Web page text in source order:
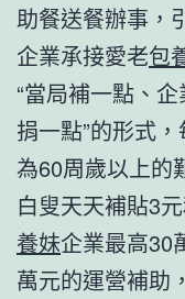
助餐送餐辦事，
企業承接愛老包
“當局補一點、
捐一點”的形式
為60周歲以上的
白叟天天補貼3
養妹企業最高30
萬元的運營補助